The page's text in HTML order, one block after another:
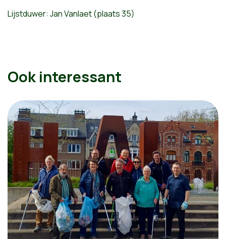
Lijstduwer: Jan Vanlaet (plaats 35)
Ook interessant